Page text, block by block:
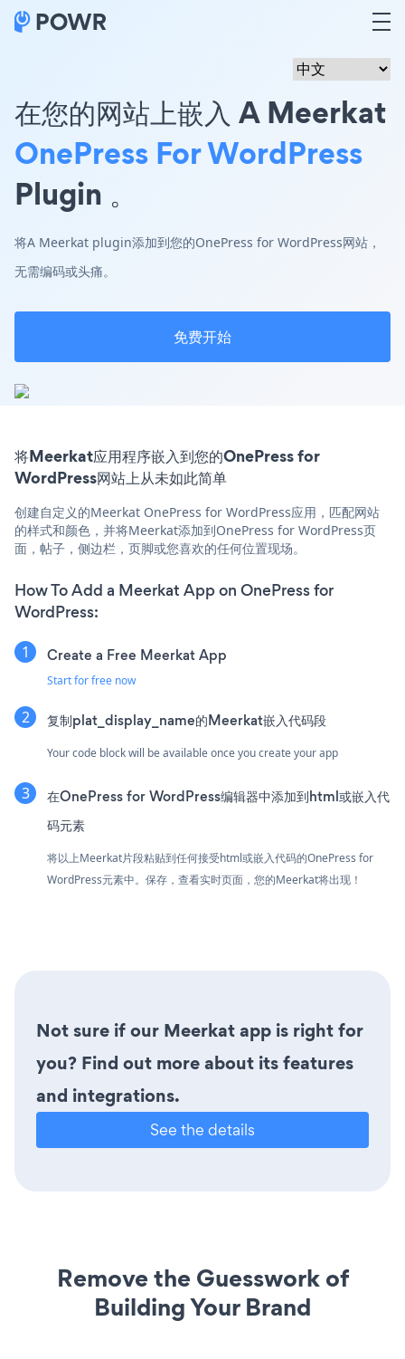
在您的网站上嵌入 A Meerkat
OnePress For WordPress
Plugin 。
将A Meerkat plugin添加到您的OnePress for WordPress网站，
无需编码或头痛。
免费开始
将Meerkat应用程序嵌入到您的OnePress for
WordPress网站上从未如此简单
创建自定义的Meerkat OnePress for WordPress应用，匹配网站
的样式和颜色，并将Meerkat添加到OnePress for WordPress页
面，帖子，侧边栏，页脚或您喜欢的任何位置现场。
How To Add a Meerkat App on OnePress for
WordPress:
Create a Free Meerkat App
Start for free now
复制plat_display_name的Meerkat嵌入代码段
Your code block will be available once you create your app
在OnePress for WordPress编辑器中添加到html或嵌入代
码元素
将以上Meerkat片段粘贴到任何接受html或嵌入代码的OnePress for
WordPress元素中。保存，查看实时页面，您的Meerkat将出现！
Not sure if our Meerkat app is right for
you? Find out more about its features
and integrations.
See the details
Remove the Guesswork of
Building Your Brand